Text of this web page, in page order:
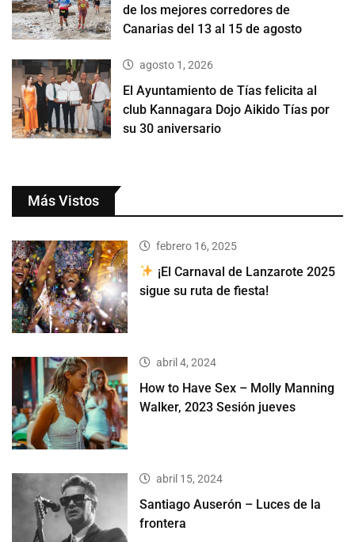
de los mejores corredores de
Canarias del 13 al 15 de agosto
agosto 1, 2026
El Ayuntamiento de Tías felicita al
club Kannagara Dojo Aikido Tías por
su 30 aniversario
Más Vistos
febrero 16, 2025
¡El Carnaval de Lanzarote 2025
sigue su ruta de fiesta!
abril 4, 2024
How to Have Sex – Molly Manning
Walker, 2023 Sesión jueves
abril 15, 2024
Santiago Auserón – Luces de la
frontera